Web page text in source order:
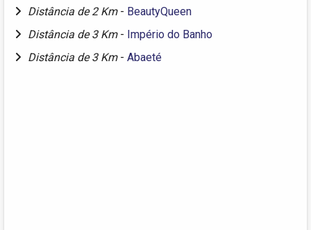
Distância de 2 Km - BeautyQueen
Distância de 3 Km - Império do Banho
Distância de 3 Km - Abaeté